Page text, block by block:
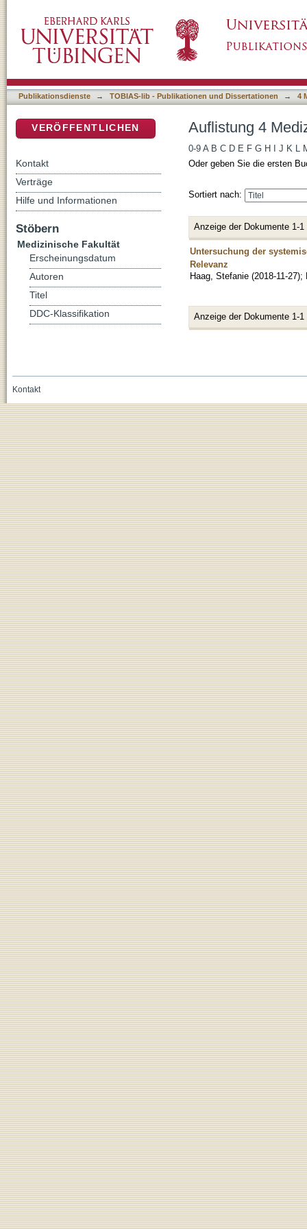
Publikationsdienste → TOBIAS-lib - Publikationen und Dissertationen → 4
Auflistung 4
0-9 A B C D E F G H J K L
Oder geben Sie die ersten
Sortiert nach:
Anzeige der Dokumente 1-1
Untersuchung der
Relevanz
Haag, Stefanie (2018-11-27);
Anzeige der Dokumente 1-1
VERÖFFENTLICHEN
Kontakt
Verträge
Hilfe und Informationen
Stöbern
Medizinische Fakultät
Erscheinungsdatum
Autoren
Titel
DDC-Klassifikation
Kontakt